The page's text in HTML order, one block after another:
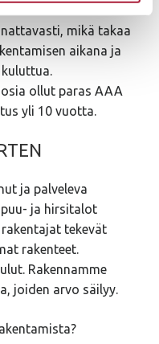
mikä takaa
aikana ja
ollut paras AAA
yli 10 vuotta.
ja palveleva
puu- ja hirsitalot
tekevät
rakenteet.
Rakennamme
joiden arvo säilyy.